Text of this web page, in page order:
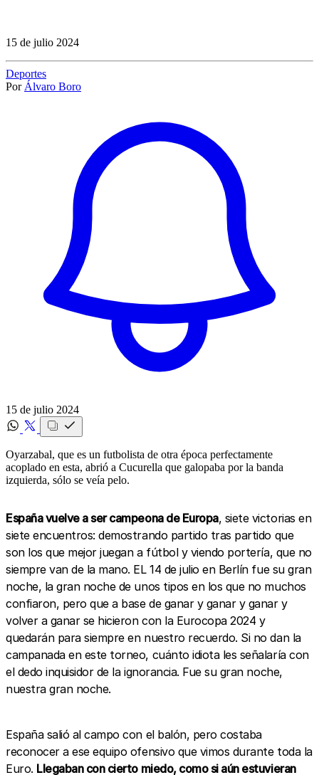
15 de julio 2024
Deportes
Por Álvaro Boro
15 de julio 2024
Oyarzabal, que es un futbolista de otra época perfectamente
acoplado en esta, abrió a Cucurella que galopaba por la banda
izquierda, sólo se veía pelo.
España vuelve a ser campeona de Europa, siete victorias en
siete encuentros: demostrando partido tras partido que
son los que mejor juegan a fútbol y viendo portería, que no
siempre van de la mano. EL 14 de julio en Berlín fue su gran
noche, la gran noche de unos tipos en los que no muchos
confiaron, pero que a base de ganar y ganar y ganar y
volver a ganar se hicieron con la Eurocopa 2024 y
quedarán para siempre en nuestro recuerdo. Si no dan la
campanada en este torneo, cuánto idiota les señalaría con
el dedo inquisidor de la ignorancia. Fue su gran noche,
nuestra gran noche.
España salió al campo con el balón, pero costaba
reconocer a ese equipo ofensivo que vimos durante toda la
Euro. Llegaban con cierto miedo, como si aún estuvieran